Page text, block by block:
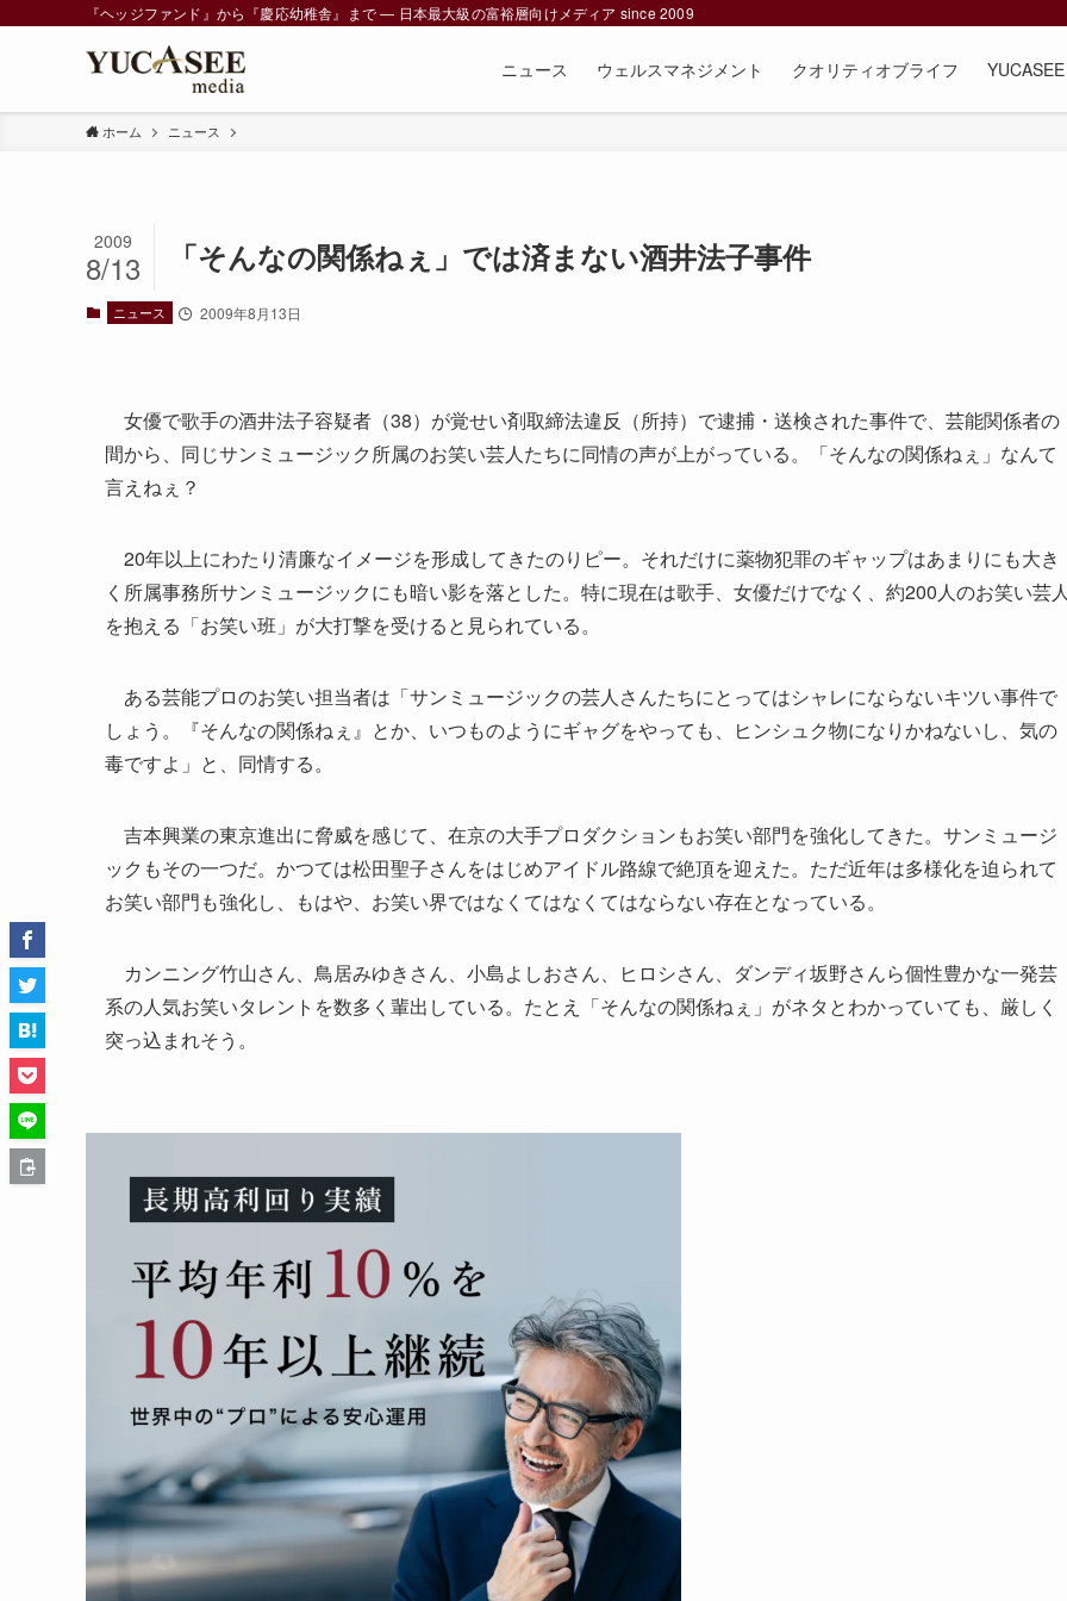
『ヘッジファンド』から『慶応幼稚舎』まで ― 日本最大級の富裕層向けメディア since 2009
ニュース ウェルスマネジメント クオリティオブライフ
ホーム ニュース
「そんなの関係ねぇ」では済まない酒井法子事件
2009
8/13
ニュース 2009年8月13日
女優で歌手の酒井法子容疑者（38）が覚せい剤取締法違反（所持）で逮捕・送検された事件で、芸能関係者の
間から、同じサンミュージック所属のお笑い芸人たちに同情の声が上がっている。「そんなの関係ねぇ」なんて
言えねぇ？
20年以上にわたり清廉なイメージを形成してきたのりピー。それだけに薬物犯罪のギャップはあまりにも大き
く所属事務所サンミュージックにも暗い影を落とした。特に現在は歌手、女優だけでなく、約200人のお笑い芸
を抱える「お笑い班」が大打撃を受けると見られている。
ある芸能プロのお笑い担当者は「サンミュージックの芸人さんたちにとってはシャレにならないキツい事件で
しょう。『そんなの関係ねぇ』とか、いつものようにギャグをやっても、ヒンシュク物になりかねないし、気の
毒ですよ」と、同情する。
吉本興業の東京進出に脅威を感じて、在京の大手プロダクションもお笑い部門を強化してきた。サンミュージ
ックもその一つだ。かつては松田聖子さんをはじめアイドル路線で絶頂を迎えた。ただ近年は多様化を迫られて
お笑い部門も強化し、もはや、お笑い界ではなくてはなくてはならない存在となっている。
カンニング竹山さん、鳥居みゆきさん、小島よしおさん、ヒロシさん、ダンディ坂野さんら個性豊かな一発芸
系の人気お笑いタレントを数多く輩出している。たとえ「そんなの関係ねぇ」がネタとわかっていても、厳しく
突っ込まれそう。